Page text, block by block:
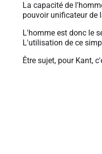
La capacité de
pouvoir unificateur de
L'homme est donc le
L'utilisation de ce
Être sujet, pour Kant,